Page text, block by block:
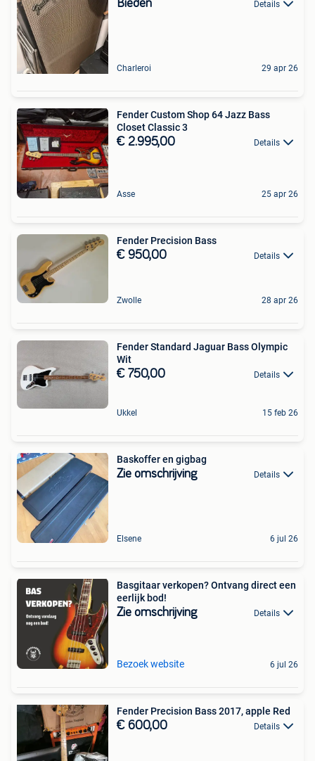
Bieden Details
Charleroi 29 apr 26
Fender Custom Shop 64 Jazz Bass
Closet Classic 3
€ 2.995,00 Details
Asse 25 apr 26
Fender Precision Bass
€ 950,00 Details
Zwolle 28 apr 26
Fender Standard Jaguar Bass Olympic
Wit
€ 750,00 Details
Ukkel 15 feb 26
Baskoffer en gigbag
Zie omschrijving Details
Elsene 6 jul 26
Basgitaar verkopen? Ontvang direct een
eerlijk bod!
Zie omschrijving Details
Bezoek website 6 jul 26
Fender Precision Bass 2017, apple Red
€ 600,00 Details